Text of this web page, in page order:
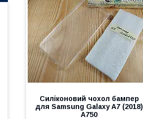
Силіконовий чохол бампер
для Samsung Galaxy A7 (2018)
A750